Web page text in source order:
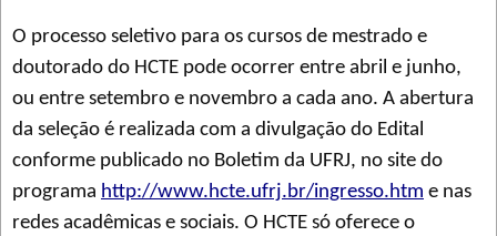
O processo seletivo para os cursos de mestrado e
doutorado do HCTE pode ocorrer entre abril e junho,
ou entre setembro e novembro a cada ano. A abertura
da seleção é realizada com a divulgação do Edital
conforme publicado no Boletim da UFRJ, no site do
programa http://www.hcte.ufrj.br/ingresso.htm e nas
redes acadêmicas e sociais. O HCTE só oferece o